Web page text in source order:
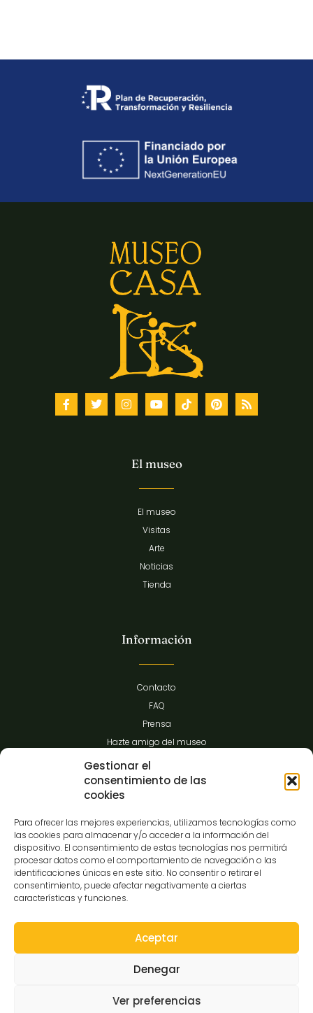
Gestionar el
consentimiento de las
cookies
Para ofrecer las mejores experiencias, utilizamos tecnologías como
las cookies para almacenar y/o acceder a la información del
dispositivo. El consentimiento de estas tecnologías nos permitirá
procesar datos como el comportamiento de navegación o las
identificaciones únicas en este sitio. No consentir o retirar el
consentimiento, puede afectar negativamente a ciertas
características y funciones.
Aceptar
Denegar
Ver preferencias
El museo
El museo
Visitas
Arte
Noticias
Tienda
Información
Contacto
FAQ
Prensa
Hazte amigo del museo
Transparencia
C/Gibraltar,14
37008-Salamanca
Política de Privacidad